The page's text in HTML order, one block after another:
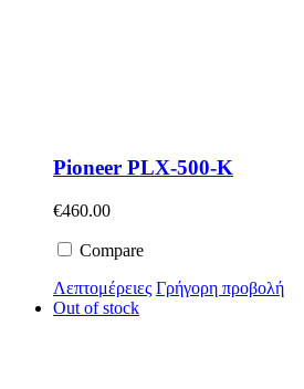
Pioneer PLX-500-K
€460.00
Compare
Λεπτομέρειες Γρήγορη προβολή
Out of stock